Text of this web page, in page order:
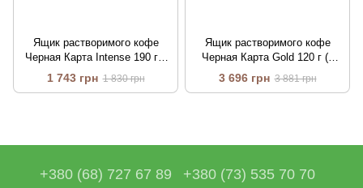
Ящик растворимого кофе
Черная Карта Intense 190 г в
стеклянной банке (в ящике 6
шт.)
1 743 грн 1 830 грн
Ящик растворимого кофе
Черная Карта Gold 120 г (в
ящике 20 шт)
3 696 грн 3 881 грн
+380 (68) 727 67 89 +380 (73) 535 70 70